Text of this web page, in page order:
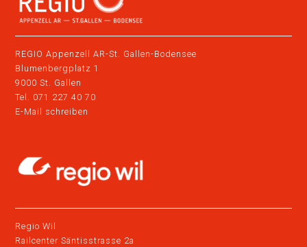
REGIO Appenzell AR-St. Gallen-Bodensee
Blumenbergplatz 1
9000 St. Gallen
Tel. 071 227 40 70
E-Mail schreiben
Regio Wil
Railcenter Säntisstrasse 2a